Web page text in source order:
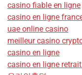
casino fiable en ligne
casino en ligne
uae online casino
meilleur casino
casino en ligne
casino en ligne